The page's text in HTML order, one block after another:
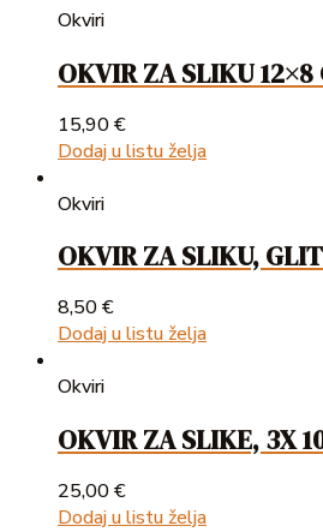
Okviri
OKVIR ZA SLIKU
15,90€
Dodaj u listu želja
Okviri
OKVIR ZA SLIKU,
8,50€
Dodaj u listu želja
Okviri
OKVIR ZA SLIKE, 3X
25,00€
Dodaj u listu želja